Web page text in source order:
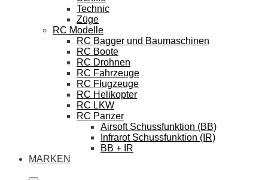
Technic
Züge
RC Modelle
RC Bagger und Baumaschinen
RC Boote
RC Drohnen
RC Fahrzeuge
RC Flugzeuge
RC Helikopter
RC LKW
RC Panzer
Airsoft Schussfunktion (BB)
Infrarot Schussfunktion (IR)
BB + IR
MARKEN